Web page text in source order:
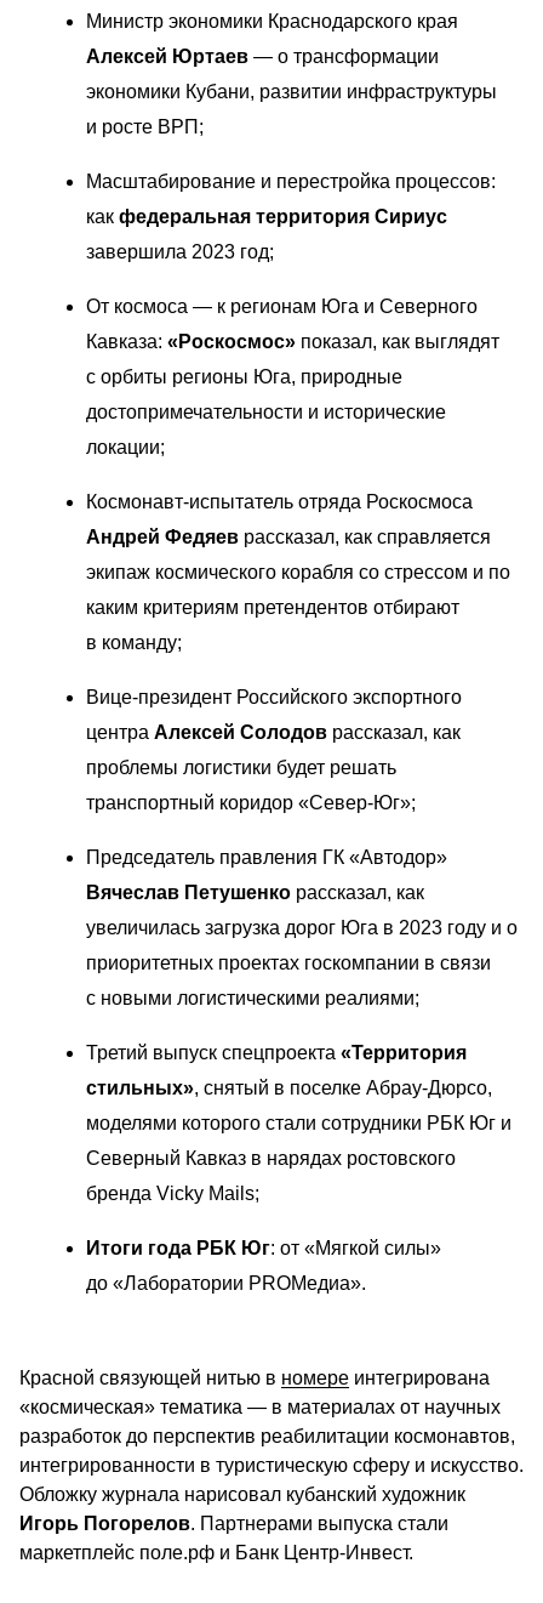
Алексей Юртаев — о трансформации
экономики Кубани, развитии инфраструктуры
и росте ВРП;
Масштабирование и перестройка процессов:
как федеральная территория Сириус
завершила 2023 год;
От космоса — к регионам Юга и Северного
Кавказа: «Роскосмос» показал, как выглядят
с орбиты регионы Юга, природные
достопримечательности и исторические
локации;
Андрей Федяев рассказал, как справляется
экипаж космического корабля со стрессом и по
каким критериям претендентов отбирают
в команду;
Вице-президент Российского экспортного
центра Алексей Солодов рассказал, как
проблемы логистики будет решать
транспортный коридор «Север-Юг»;
Вячеслав Петушенко рассказал, как
увеличилась загрузка дорог Юга в 2023 году и о
приоритетных проектах госкомпании в связи
с новыми логистическими реалиями;
Третий выпуск спецпроекта «Территория
стильных», снятый в поселке Абрау-Дюрсо,
моделями которого стали сотрудники РБК Юг и
Северный Кавказ в нарядах ростовского
бренда Vicky Mails;
Итоги года РБК Юг: от «Мягкой силы»
до «Лаборатории PROМедиа».
Красной связующей нитью в номере интегрирована
«космическая» тематика — в материалах от научных
разработок до перспектив реабилитации космонавтов,
интегрированности в туристическую сферу и искусство.
Игорь Погорелов. Партнерами выпуска стали
маркетплейс поле.рф и Банк Центр-Инвест.